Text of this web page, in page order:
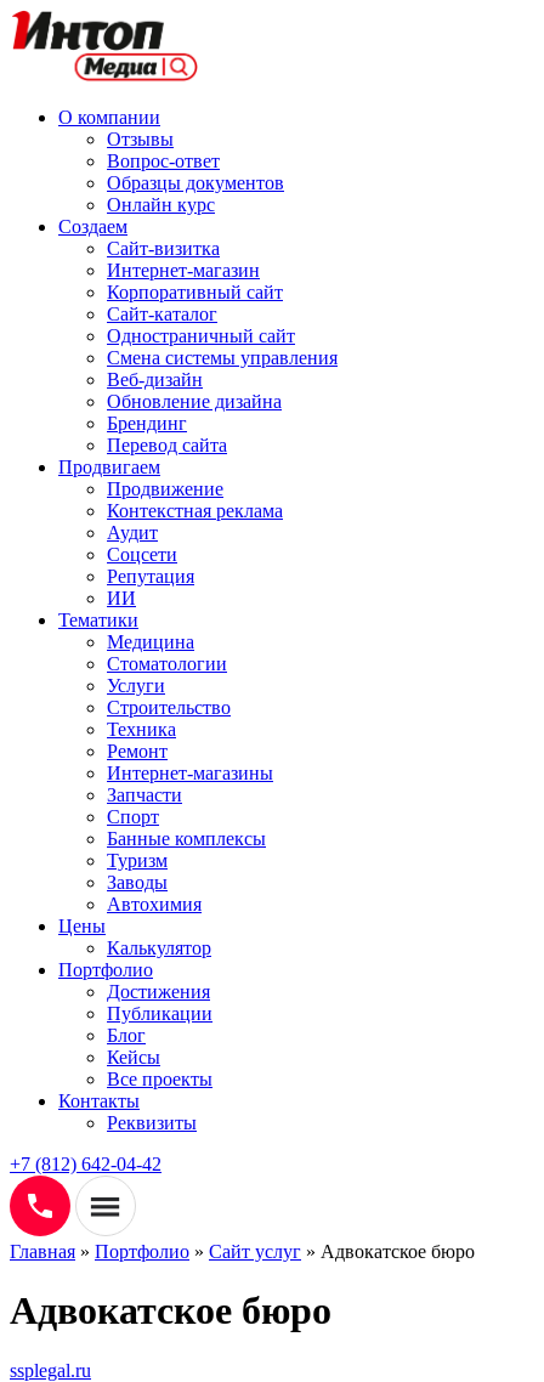
О компании
Отзывы
Вопрос-ответ
Образцы документов
Онлайн курс
Создаем
Сайт-визитка
Интернет-магазин
Корпоративный сайт
Сайт-каталог
Одностраничный сайт
Смена системы управления
Веб-дизайн
Обновление дизайна
Брендинг
Перевод сайта
Продвигаем
Продвижение
Контекстная реклама
Аудит
Соцсети
Репутация
ИИ
Тематики
Медицина
Стоматологии
Услуги
Строительство
Техника
Ремонт
Интернет-магазины
Запчасти
Спорт
Банные комплексы
Туризм
Заводы
Автохимия
Цены
Калькулятор
Портфолио
Достижения
Публикации
Блог
Кейсы
Все проекты
Контакты
Реквизиты
+7 (812) 642-04-42
Главная » Портфолио » Сайт услуг » Адвокатское бюро
Адвокатское бюро
ssplegal.ru